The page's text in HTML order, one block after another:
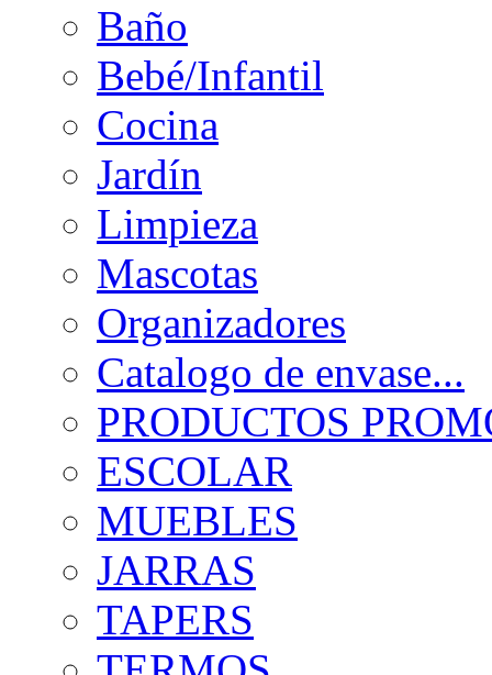
Baño
Bebé/Infantil
Cocina
Jardín
Limpieza
Mascotas
Organizadores
Catalogo de envase...
PRODUCTOS
ESCOLAR
MUEBLES
JARRAS
TAPERS